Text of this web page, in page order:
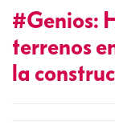
#Genios:
terrenos
la